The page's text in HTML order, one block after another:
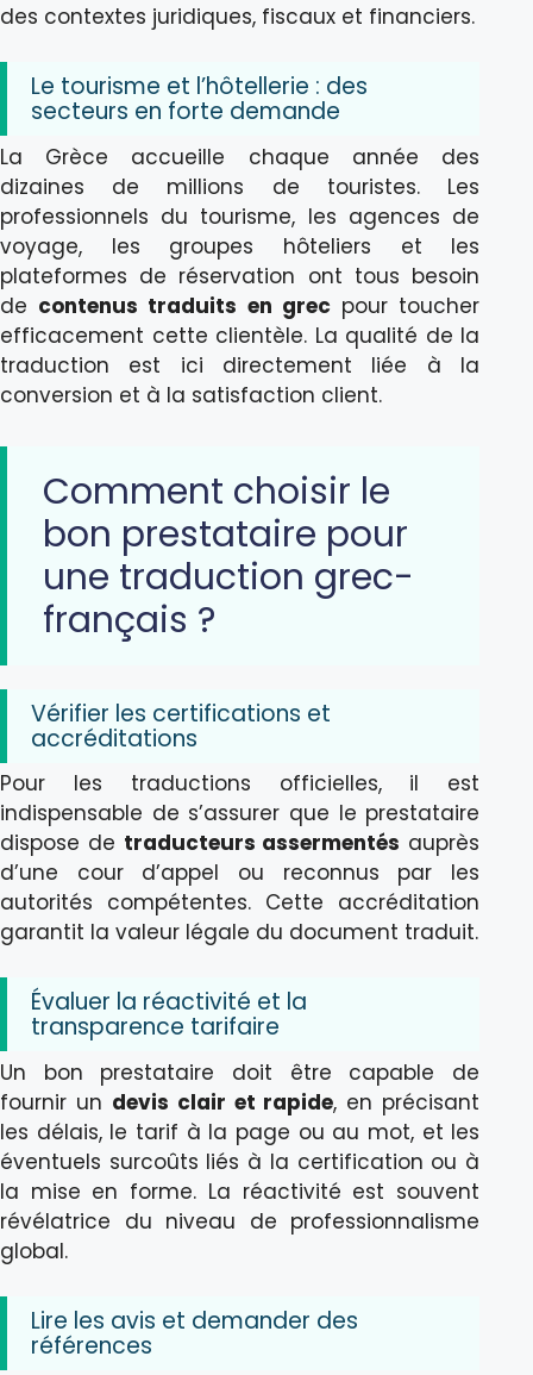
des contextes juridiques, fiscaux et financiers.
Le tourisme et l’hôtellerie : des
secteurs en forte demande
La Grèce accueille chaque année des
dizaines de millions de touristes. Les
professionnels du tourisme, les agences de
voyage, les groupes hôteliers et les
plateformes de réservation ont tous besoin
de contenus traduits en grecpour toucher
efficacement cette clientèle. La qualité de la
traduction est ici directement liée à la
conversion et à la satisfaction client.
Comment choisir le
bon prestataire pour
une traduction grec-
français ?
Vérifier les certifications et
accréditations
Pour les traductions officielles, il est
indispensable de s’assurer que le prestataire
dispose de traducteurs assermentés auprès
d’une cour d’appel ou reconnus par les
autorités compétentes. Cette accréditation
garantit la valeur légale du document traduit.
Évaluer la réactivité et la
transparence tarifaire
Un bon prestataire doit être capable de
fournir un devis clair et rapide, en précisant
les délais, le tarif à la page ou au mot, et les
éventuels surcoûts liés à la certification ou à
la mise en forme. La réactivité est souvent
révélatrice du niveau de professionnalisme
global.
Lire les avis et demander des
références